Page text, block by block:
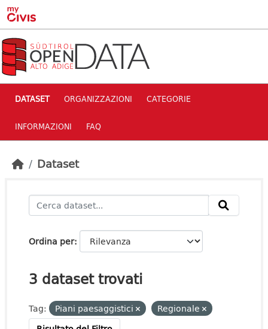
Skip to main content
DATASET ORGANIZZAZIONI CATEGORIE
INFORMAZIONI FAQ
Dataset
Ordina per
3 dataset trovati
Tag: Piani paesaggistici
Regionale